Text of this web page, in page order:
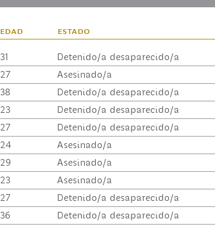
edad estado
31 Detenido/a desaparecido/a
27 Asesinado/a
38 Detenido/a desaparecido/a
23 Detenido/a desaparecido/a
27 Detenido/a desaparecido/a
24 Asesinado/a
29 Asesinado/a
23 Asesinado/a
27 Detenido/a desaparecido/a
36 Detenido/a desaparecido/a